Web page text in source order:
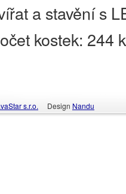
a stavění s
kostek: 244
s.r.o. Design Nandu